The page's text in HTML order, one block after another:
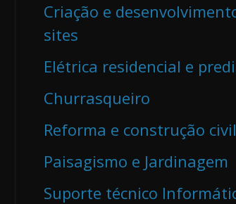
Criação e
sites
Elétrica residencial e
Churrasqueiro
Reforma e construção civil
Paisagismo e Jardinagem
Suporte técnico